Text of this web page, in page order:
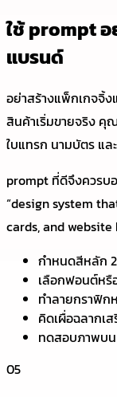
ใช้ prompt อ
แบรนด์
อย่าสร้างแพ็กเกจจิ้ง
สินค้าเริ่มขายจริง คุ
ใบแทรก นามบัตร แล
prompt ที่ดีจึงควรบ
“design system
cards, and
กำหนดสีหลัก
เลือกฟอนต์ห
ทำลายกราฟิก
คิดเผื่อฉลากเ
ทดสอบภาพบ
05